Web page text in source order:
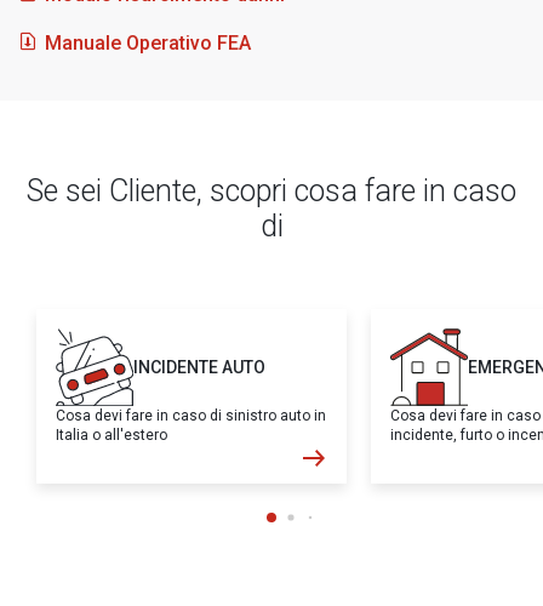
Manuale Operativo FEA
Se sei Cliente, scopri cosa fare in caso
di
INCIDENTE AUTO
Cosa devi fare in caso di sinistro auto in
Italia o all'estero
Cosa devi fare in
incidente, furto o